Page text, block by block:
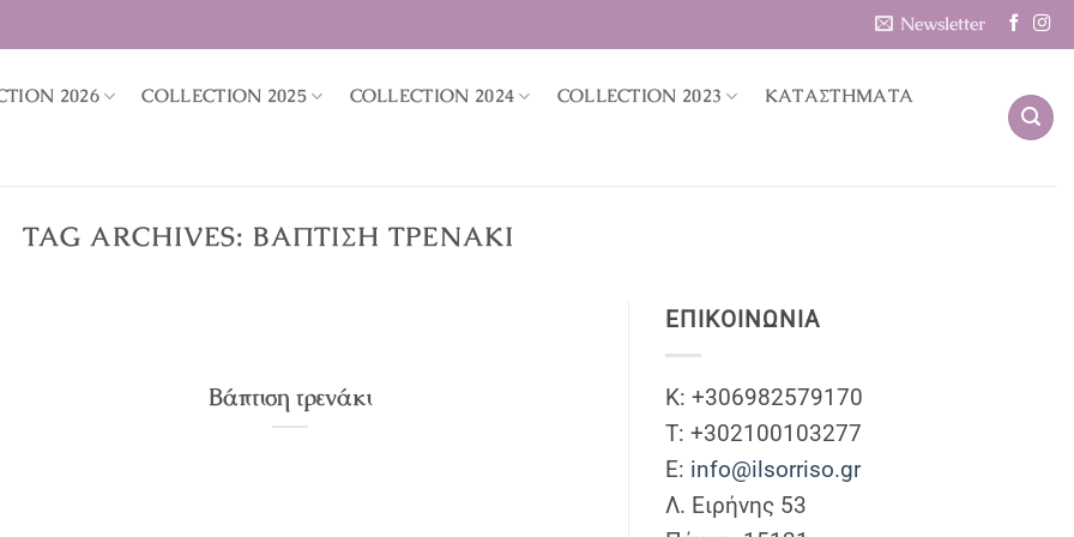
Newsletter
2026 COLLECTION 2025 COLLECTION 2024 COLLECTION 2023
ΚΑΤΑΣΤΗΜΑΤΑ
TAG ARCHIVES: ΒΆΠΤΙΣΗ ΤΡΕΝΆΚΙ
Βάπτιση τρενάκι
ΕΠΙΚΟΙΝΩΝΊΑ
Κ: +306982579170
T: +302100103277
Ε: info@ilsorriso.gr
Λ. Ειρήνης 53